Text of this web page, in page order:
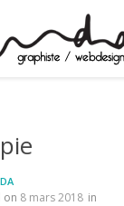
on 8 mars 2018 in